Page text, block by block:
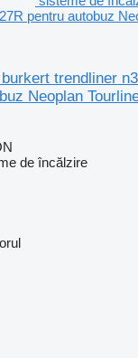
pentru autobuz
trendliner
Neoplan
de încălzire